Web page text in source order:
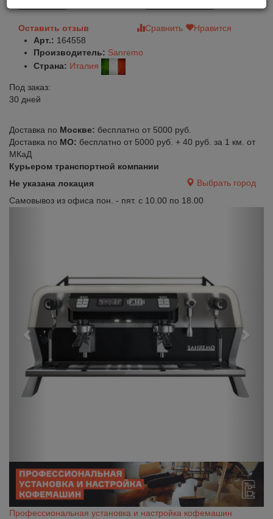
Оставить отзыв Сравнить
Нравится
Арт.: 164558
Производитель: Sanremo
Страна: Италия
Под заказ:
30 дней
Доставка по Москве: бесплатно от 5000 руб.
Доставка по МО: бесплатно от 5000 руб. + 40 руб. за 1 км. от
МКаД
Курьером транспортной компании
Не указана локация
Выбрать город
Самовывоз из офиса пон. - пят. с 10.00 по 18.00
Профессиональная установка и настройка кофемашин